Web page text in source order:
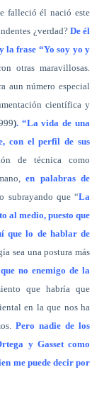
falleció él nació este
¿verdad? De él
la frase “Yo soy yo y
otras maravillosas.
aun número especial
científica y
). “La vida de una
con el perfil de sus
de técnica como
en palabras de
subrayando que “La
al medio, puesto que
que lo de hablar de
sea una postura más
no enemigo de la
que habría que
en la que nos ha
Pero nadie de los
y Gasset como
me puede decir por